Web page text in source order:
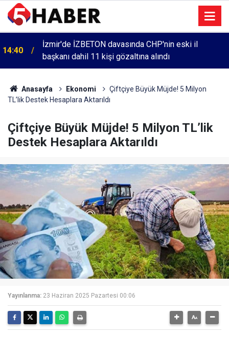
14:40
İzmir'de İZBETON davasında CHP'nin eski il
başkanı dahil 11 kişi gözaltına alındı
Anasayfa Ekonomi
Çiftçiye Büyük Müjde! 5 Milyon
TL’lik Destek Hesaplara Aktarıldı
Çiftçiye Büyük Müjde! 5 Milyon TL’lik
Destek Hesaplara Aktarıldı
Yayınlanma: 23 Haziran 2025 Pazartesi 00:06